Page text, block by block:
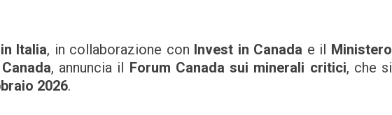
Italia, in collaborazione con Invest in Canada e il Ministero
, annuncia il Forum Canada sui minerali critici, che si
2026.